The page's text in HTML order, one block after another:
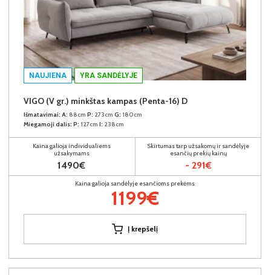
NAUJIENA YRA SANDĖLYJE
VIGO (V gr.) minkštas kampas (Penta-16) D
Išmatavimai: A: 88cm P: 273cm G: 180cm
Miegamoji dalis: P: 127cm I: 238cm
Kaina galioja individualiems
užsakymams
1490€
Skirtumas tarp užsakomų ir sandėlyje
esančių prekių kainų
- 291€
Kaina galioja sandėlyje esančioms prekėms
1199€
Į krepšelį